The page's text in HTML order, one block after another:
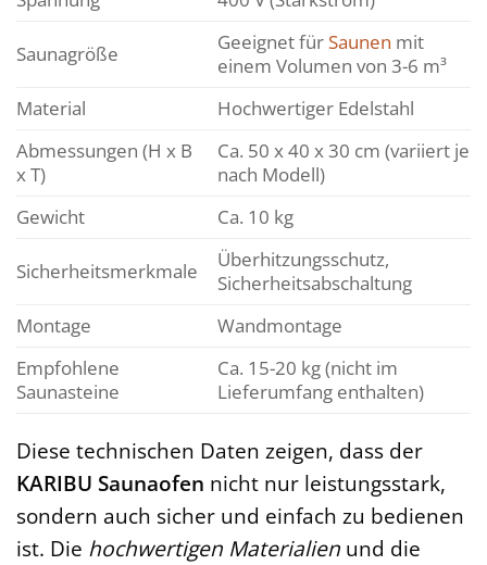
Saunagröße Geeignet fürSaunen mit
einem Volumen von 3-6 m³
Material
Hochwertiger Edelstahl
Abmessungen (H x B
x T)
Ca. 50 x 40 x 30 cm (variiert je
nach Modell)
Gewicht
Ca. 10 kg
Sicherheitsmerkmale
Überhitzungsschutz,
Sicherheitsabschaltung
Montage
Wandmontage
Empfohlene
Saunasteine
Ca. 15-20 kg (nicht im
Lieferumfang enthalten)
Diese technischen Daten zeigen, dass der
KARIBU Saunaofen nicht nur leistungsstark,
sondern auch sicher und einfach zu bedienen
ist. Die hochwertigen Materialien und die